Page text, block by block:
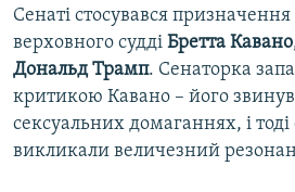
Сенаті стосувався
верховного судді Бретта Кавано
Дональд Трамп. Сенаторка
критикою Кавано – його
сексуальних домаганнях, і
викликали величезний